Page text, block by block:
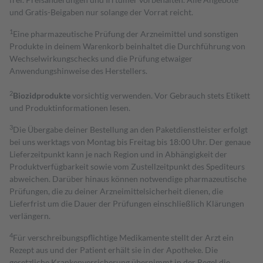
und Gratis-Beigaben nur solange der Vorrat reicht.
1 Eine pharmazeutische Prüfung der Arzneimittel und sonstigen
Produkte in deinem Warenkorb beinhaltet die Durchführung von
Wechselwirkungschecks und die Prüfung etwaiger
Anwendungshinweise des Herstellers.
2Biozidproduktevorsichtig verwenden. Vor Gebrauch stets Etikett
und Produktinformationen lesen.
3Die Übergabe deiner Bestellung an den Paketdienstleister erfolgt
bei uns werktags von Montag bis Freitag bis 18:00 Uhr. Der genaue
Lieferzeitpunkt kann je nach Region und in Abhängigkeit der
Produktverfügbarkeit sowie vom Zustellzeitpunkt des Spediteurs
abweichen. Darüber hinaus können notwendige pharmazeutische
Prüfungen, die zu deiner Arzneimittelsicherheit dienen, die
Lieferfrist um die Dauer der Prüfungen einschließlich Klärungen
verlängern.
4Für verschreibungspflichtige Medikamente stellt der Arzt ein
Rezept aus und der Patient erhält sie in der Apotheke. Die